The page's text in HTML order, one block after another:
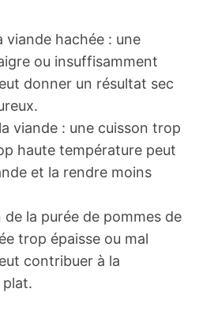
viande hachée : une
ou insuffisamment
donner un résultat sec
viande : une cuisson trop
haute température peut
et la rendre moins
la purée de pommes de
trop épaisse ou mal
contribuer à la
plat.